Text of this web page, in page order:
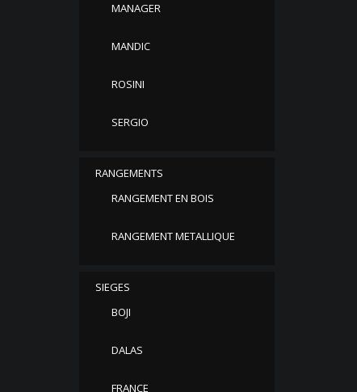
MANAGER
MANDIC
ROSINI
SERGIO
RANGEMENTS
RANGEMENT EN BOIS
RANGEMENT METALLIQUE
SIEGES
BOJI
DALAS
FRANCE